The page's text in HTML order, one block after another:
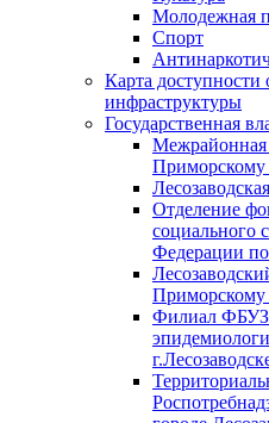
Молодежная
Спорт
Карта доступности
инфраструктуры
Государственная
Отделение
социального
Федерации
Филиал ФБУЗ